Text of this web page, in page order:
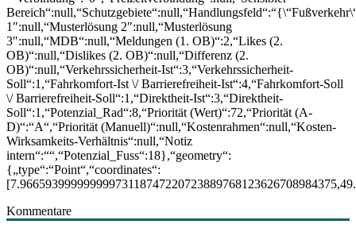
1″:null,“Musterlösung 2″:null,“Musterlösung
3″:null,“MDB“:null,“Meldungen (1. OB)“:2,“Likes (2.
OB)“:null,“Dislikes (2. OB)“:null,“Differenz (2.
OB)“:null,“Verkehrssicherheit-Ist“:3,“Verkehrssicherheit-
Soll“:1,“Fahrkomfort-Ist \/ Barrierefreiheit-Ist“:4,“Fahrkomfort-Soll
\/ Barrierefreiheit-Soll“:1,“Direktheit-Ist“:3,“Direktheit-
Soll“:1,“Potenzial_Rad“:8,“Priorität (Wert)“:72,“Priorität (A-
D)“:“A“,“Priorität (Manuell)“:null,“Kostenrahmen“:null,“Kosten-
Wirksamkeits-Verhältnis“:null,“Notiz
intern“:““,“Potenzial_Fuss“:18},“geometry“:
{„type“:“Point“,“coordinates“:
Kommentare